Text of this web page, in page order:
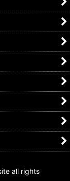
all rights